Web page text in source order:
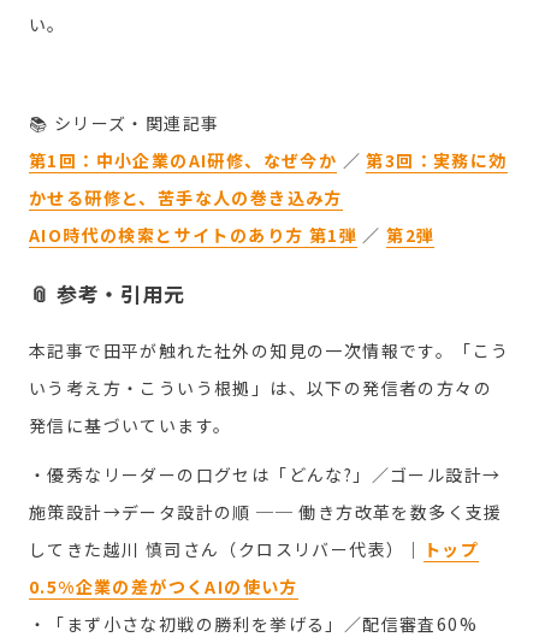
い。
📚 シリーズ・関連記事
第1回：中小企業のAI研修、なぜ今か ／第3回：実務に効
かせる研修と、苦手な人の巻き込み方
AIO時代の検索とサイトのあり方 第1弾 ／第2弾
📎 参考・引用元
本記事で田平が触れた社外の知見の一次情報です。「こう
いう考え方・こういう根拠」は、以下の発信者の方々の
発信に基づいています。
・優秀なリーダーの口グセは「どんな?」／ゴール設計→
施策設計→データ設計の順 ── 働き方改革を数多く支援
してきた越川 慎司さん（クロスリバー代表） ｜ トップ
0.5%企業の差がつくAIの使い方
・「まず小さな初戦の勝利を挙げる」／配信審査60%